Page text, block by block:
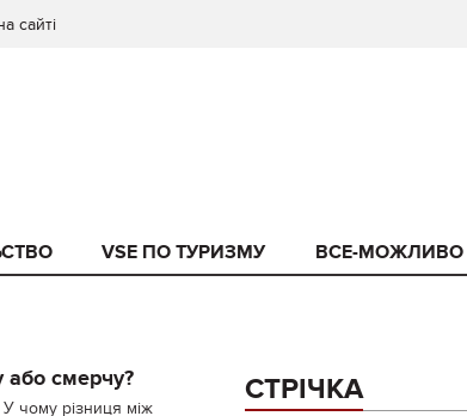
сайті
VSE ПО ТУРИЗМУ ВСЕ-МОЖЛИВО
або смерчу?
У чому різниця між
СТРІЧКА